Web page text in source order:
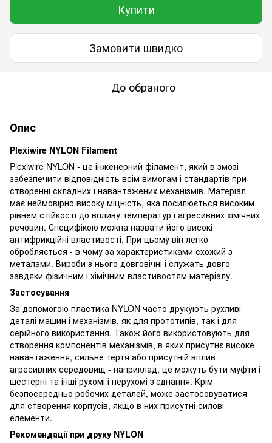
Купити
Замовити швидко
До обраного
Опис
Plexiwire NYLON Filament
Plexiwire NYLON - це інженерний філамент, який в змозі
забезпечити відповідність всім вимогам і стандартів при
створенні складних і навантажених механізмів. Матеріал
має неймовірно високу міцність, яка посилюється високим
рівнем стійкості до впливу температур і агресивних хімічних
речовин. Специфікою можна назвати його високі
антифрикційні властивості. При цьому він легко
обробляється - в чому за характеристиками схожий з
металами. Вироби з нього довговічні і служать довго
завдяки фізичним і хімічним властивостям матеріалу.
Застосування
За допомогою пластика NYLON часто друкують рухливі
деталі машин і механізмів, як для прототипів, так і для
серійного використання. Також його використовують для
створення компонентів механізмів, в яких присутнє високе
навантаження, сильне тертя або присутній вплив
агресивних середовищ - наприклад, це можуть бути муфти і
шестерні та інші рухомі і нерухомі з'єднання. Крім
безпосередньо робочих деталей, може застосовуватися
для створення корпусів, якщо в них присутні силові
елементи.
Рекомендації при друку NYLON